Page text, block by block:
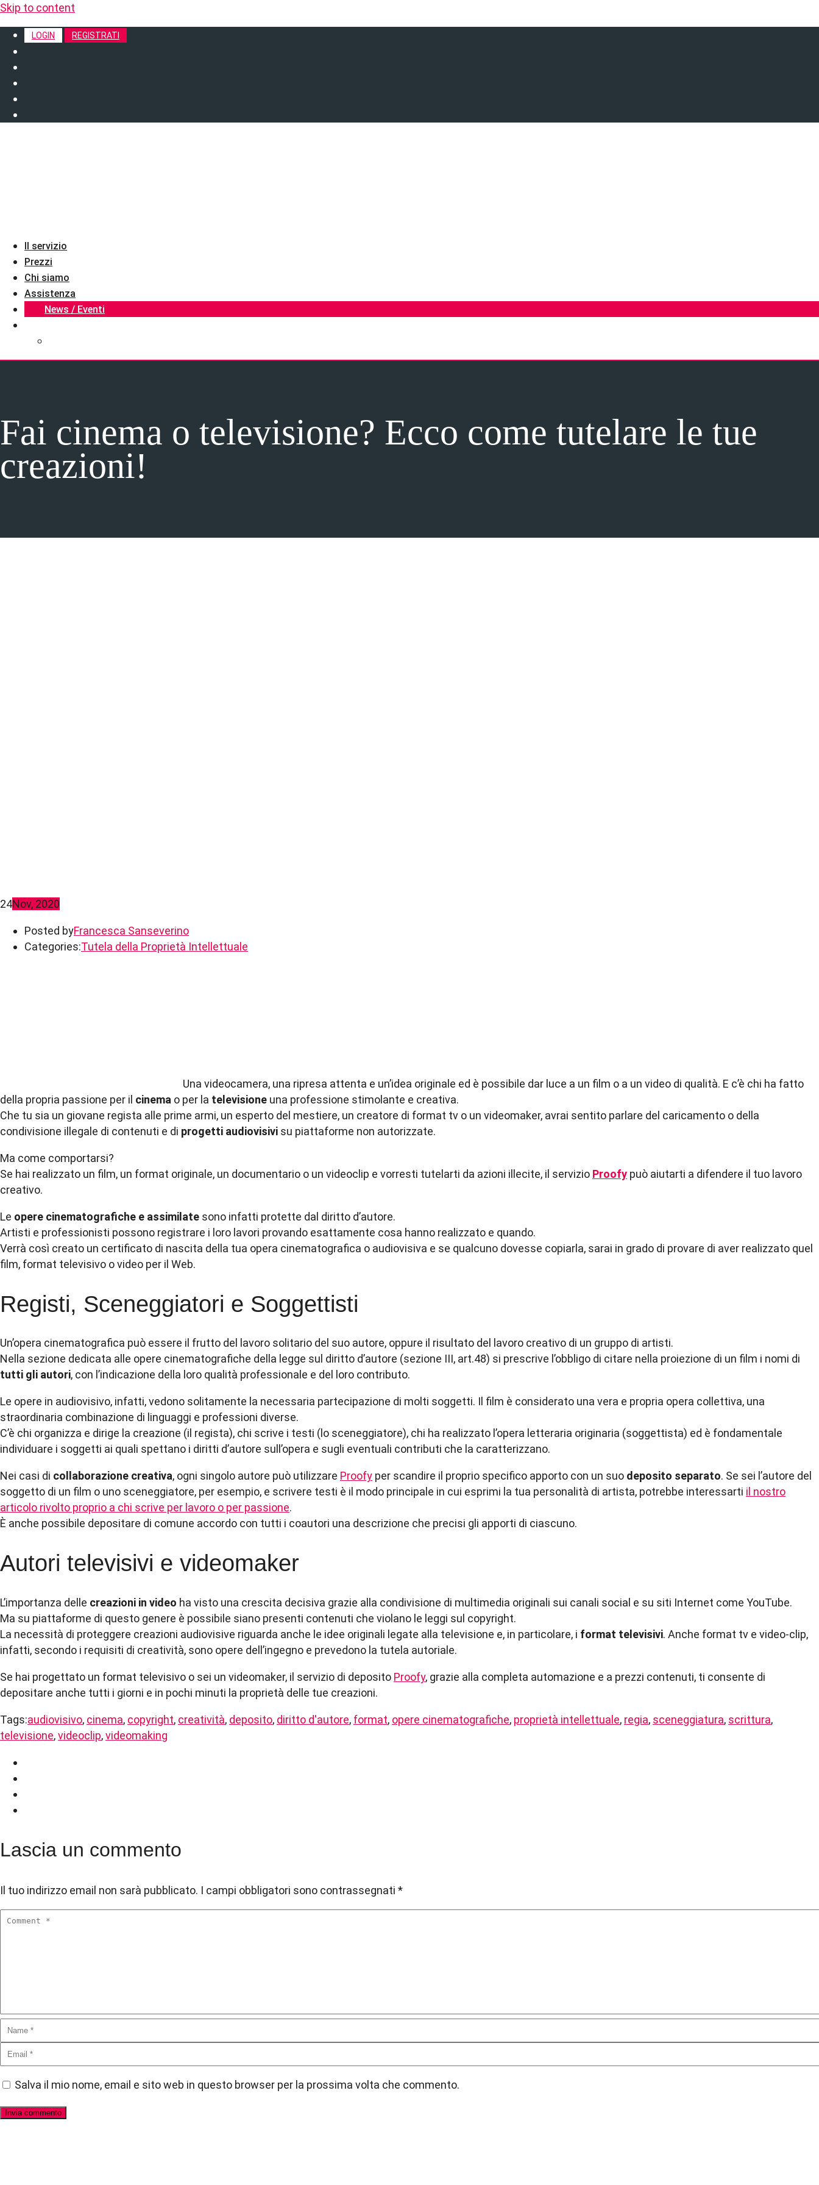
Skip to content
LOGIN REGISTRATI
Il servizio
Prezzi
Chi siamo
Assistenza
News / Eventi
Fai cinema o televisione? Ecco come tutelare le tue
creazioni!
24Nov, 2020
Posted byFrancesca Sanseverino
Categories:Tutela della Proprietà Intellettuale
Una videocamera, una ripresa attenta e un’idea originale ed è possibile dar luce a un film o a un video di qualità. E c’è chi ha fatto
della propria passione per il cinema o per la televisione una professione stimolante e creativa.
Che tu sia un giovane regista alle prime armi, un esperto del mestiere, un creatore di format tv o un videomaker, avrai sentito parlare del caricamento o della
condivisione illegale di contenuti e di progetti audiovisivi su piattaforme non autorizzate.
Ma come comportarsi?
Se hai realizzato un film, un format originale, un documentario o un videoclip e vorresti tutelarti da azioni illecite, il servizio Proofy può aiutarti a difendere il tuo lavoro
creativo.
Le opere cinematografiche e assimilate sono infatti protette dal diritto d’autore.
Artisti e professionisti possono registrare i loro lavori provando esattamente cosa hanno realizzato e quando.
Verrà così creato un certificato di nascita della tua opera cinematografica o audiovisiva e se qualcuno dovesse copiarla, sarai in grado di provare di aver realizzato quel
film, format televisivo o video per il Web.
Registi, Sceneggiatori e Soggettisti
Un’opera cinematografica può essere il frutto del lavoro solitario del suo autore, oppure il risultato del lavoro creativo di un gruppo di artisti.
Nella sezione dedicata alle opere cinematografiche della legge sul diritto d’autore (sezione III, art.48) si prescrive l’obbligo di citare nella proiezione di un film i nomi di
tutti gli autori, con l’indicazione della loro qualità professionale e del loro contributo.
Le opere in audiovisivo, infatti, vedono solitamente la necessaria partecipazione di molti soggetti. Il film è considerato una vera e propria opera collettiva, una
straordinaria combinazione di linguaggi e professioni diverse.
C’è chi organizza e dirige la creazione (il regista), chi scrive i testi (lo sceneggiatore), chi ha realizzato l’opera letteraria originaria (soggettista) ed è fondamentale
individuare i soggetti ai quali spettano i diritti d’autore sull’opera e sugli eventuali contributi che la caratterizzano.
Nei casi di collaborazione creativa, ogni singolo autore può utilizzare Proofy per scandire il proprio specifico apporto con un suo deposito separato. Se sei l’autore del
soggetto di un film o uno sceneggiatore, per esempio, e scrivere testi è il modo principale in cui esprimi la tua personalità di artista, potrebbe interessarti il nostro
articolo rivolto proprio a chi scrive per lavoro o per passione.
È anche possibile depositare di comune accordo con tutti i coautori una descrizione che precisi gli apporti di ciascuno.
Autori televisivi e videomaker
L’importanza delle creazioni in video ha visto una crescita decisiva grazie alla condivisione di multimedia originali sui canali social e su siti Internet come YouTube.
Ma su piattaforme di questo genere è possibile siano presenti contenuti che violano le leggi sul copyright.
La necessità di proteggere creazioni audiovisive riguarda anche le idee originali legate alla televisione e, in particolare, i format televisivi. Anche format tv e video-clip,
infatti, secondo i requisiti di creatività, sono opere dell’ingegno e prevedono la tutela autoriale.
Se hai progettato un format televisivo o sei un videomaker, il servizio di deposito Proofy, grazie alla completa automazione e a prezzi contenuti, ti consente di
depositare anche tutti i giorni e in pochi minuti la proprietà delle tue creazioni.
Tags:audiovisivo, cinema, copyright, creatività, deposito, diritto d'autore, format, opere cinematografiche, proprietà intellettuale, regia, sceneggiatura, scrittura,
televisione,videoclip,videomaking
Lascia un commento
Il tuo indirizzo email non sarà pubblicato. I campi obbligatori sono contrassegnati *
Salva il mio nome, email e sito web in questo browser per la prossima volta che commento.